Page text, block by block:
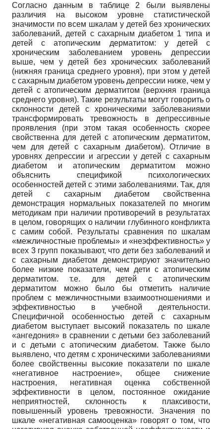
Согласно данным в таблице 2 были выявлены
различия на высоком уровне статистической
значимости по всем шкалам у детей без хронических
заболеваний, детей с сахарным диабетом 1 типа и
детей с атопическим дерматитом: у детей с
хроническим заболеванием уровень депрессии
выше, чем у детей без хронических заболеваний
(нижняя граница среднего уровня), при этом у детей
с сахарным диабетом уровень депрессии ниже, чем у
детей с атопическим дерматитом (верхняя граница
среднего уровня). Такие результаты могут говорить о
склонности детей с хроническими заболеваниями
трансформировать тревожность в депрессивные
проявления (при этом такая особенность скорее
свойственна для детей с атопическим дерматитом,
чем для детей с сахарным диабетом). Отличие в
уровнях депрессии и агрессии у детей с сахарным
диабетом и атопическим дерматитом можно
объяснить спецификой психологических
особенностей детей с этими заболеваниями. Так, для
детей с сахарным диабетом свойственна
демонстрация нормальных показателей по многим
методикам при наличии противоречий в результатах
в целом, говорящих о наличии глубинного конфликта
с самим собой. Результаты сравнения по шкалам
«межличностные проблемы» и «неэффективность» у
всех 3 групп показывают, что дети без заболеваний и
с сахарным диабетом демонстрируют значительно
более низкие показатели, чем дети с атопическим
дерматитом. т.е. для детей с атопическим
дерматитом можно было бы отметить наличие
проблем с межличностными взаимоотношениями и
эффективностью в учебной деятельности.
Специфичной особенностью детей с сахарным
диабетом выступает высокий показатель по шкале
«ангедония» в сравнении с детьми без заболеваний
и с детьми с атопическим диабетом. Также было
выявлено, что детям с хроническими заболеваниями
более свойственны высокие показатели по шкале
«негативное настроение», общее снижение
настроения, негативная оценка собственной
эффективности в целом, постоянное ожидание
неприятностей, склонность к плаксивости,
повышенный уровень тревожности. Значения по
шкале «негативная самооценка» говорят о том, что